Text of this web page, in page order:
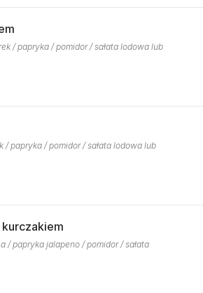
/ papryka / pomidor / sałata lodowa lub
/ papryka / pomidor / sałata lodowa lub
kurczakiem
/ papryka jalapeno / pomidor / sałata